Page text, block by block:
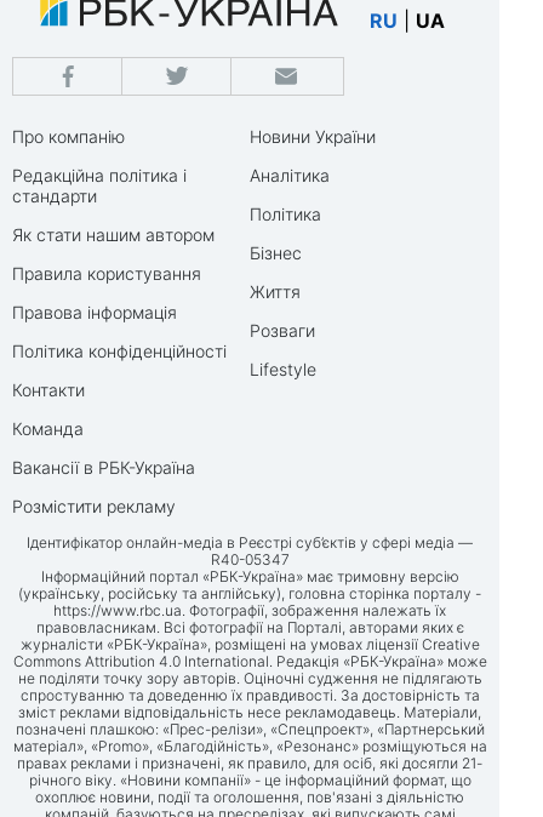
RU UA
Про компанію
Редакційна політика і
стандарти
Як стати нашим автором
Правила користування
Правова інформація
Політика конфіденційності
Контакти
Команда
Вакансії в РБК-Україна
Розмістити рекламу
Новини України
Аналітика
Політика
Бізнес
Життя
Розваги
Lifestyle
Ідентифікатор онлайн-медіа в Реєстрі суб’єктів у сфері медіа —
R40-05347
Інформаційний портал «РБК-Україна» має тримовну версію
(українську, російську та англійську), головна сторінка порталу -
https://www.rbc.ua . Фотографії, зображення належать їх
правовласникам. Всі фотографії на Порталі, авторами яких є
журналісти «РБК-Україна», розміщені на умовах ліцензії Creative
Commons Attribution 4.0 International. Редакція «РБК-Україна» може
не поділяти точку зору авторів. Оціночні судження не підлягають
спростуванню та доведенню їх правдивості. За достовірність та
зміст реклами відповідальність несе рекламодавець. Матеріали,
позначені плашкою: «Прес-релізи», «Спецпроект», «Партнерський
матеріал», «Promo», «Благодійність», «Резонанс» розміщуються на
правах реклами і призначені, як правило, для осіб, які досягли 21-
річного віку. «Новини компанії» - це інформаційний формат, що
охоплює новини, події та оголошення, пов'язані з діяльністю